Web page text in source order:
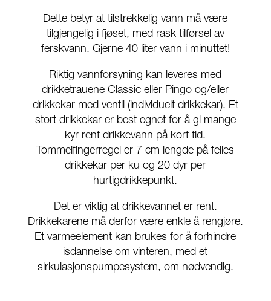
Dette betyr at tilstrekkelig vann må være
tilgjengelig i fjøset, med rask tilførsel av
ferskvann. Gjerne 40 liter vann i minuttet!
Riktig vannforsyning kan leveres med
drikketrauene Classic eller Pingo og/eller
drikkekar med ventil (individuelt drikkekar). Et
stort drikkekar er best egnet for å gi mange
kyr rent drikkevann på kort tid.
Tommelfingerregel er 7 cm lengde på felles
drikkekar per ku og 20 dyr per
hurtigdrikkepunkt.
Det er viktig at drikkevannet er rent.
Drikkekarene må derfor være enkle å rengjøre.
Et varmeelement kan brukes for å forhindre
isdannelse om vinteren, med et
sirkulasjonspumpesystem, om nødvendig.